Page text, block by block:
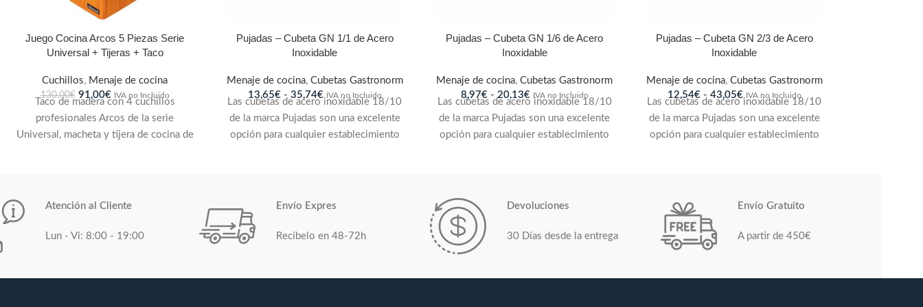
Juego Cocina Arcos 5 Piezas Serie
Universal + Tijeras + Taco
Cuchillos, Menaje de cocina
130,00€ 91,00€ IVA no Incluido
Taco de madera con 4 cuchillos
profesionales Arcos de la serie
Universal, macheta y tijera de cocina de
Exclusivo acero inoxidable de alto
NITRUM®. Mango de diseño
Pujadas – Cubeta GN 1/1 de Acero
Inoxidable
Menaje de cocina, Cubetas Gastronorm
13,65€ - 35,74€ IVA no Incluido
Las cubetas de acero inoxidable 18/10
de la marca Pujadas son una excelente
opción para cualquier establecimiento
norma EN-631.2 y están diseñadas para
ofrecer una combinación óptima de
limpieza y capacidad. Gracias a sus
Pujadas – Cubeta GN 1/6 de Acero
Inoxidable
Menaje de cocina,Cubetas Gastronorm
8,97€ - 20,13€ IVA no Incluido
Las cubetas de acero inoxidable 18/10
de la marca Pujadas son una excelente
opción para cualquier establecimiento
norma EN-631.2 y están diseñadas para
ofrecer una combinación óptima de
limpieza y capacidad. Gracias a sus
bordes reforzados, son altamente
Pujadas – Cubeta GN 2/3 de Acero
Inoxidable
Menaje de cocina, Cubetas Gastronorm
12,54€ - 43,05€ IVA no Incluido
Las cubetas de acero inoxidable 18/10
de la marca Pujadas son una excelente
opción para cualquier establecimiento
norma EN-631.2 y están diseñadas para
ofrecer una combinación óptima de
limpieza y capacidad. Gracias a sus
bordes reforzados, son altamente
Atención al Cliente
Lun - Vi: 8:00 - 19:00
Envío Expres
Recíbelo en 48-72h
Devoluciones
30 Días desde la entrega
Envío Gratuito
A partir de 450€